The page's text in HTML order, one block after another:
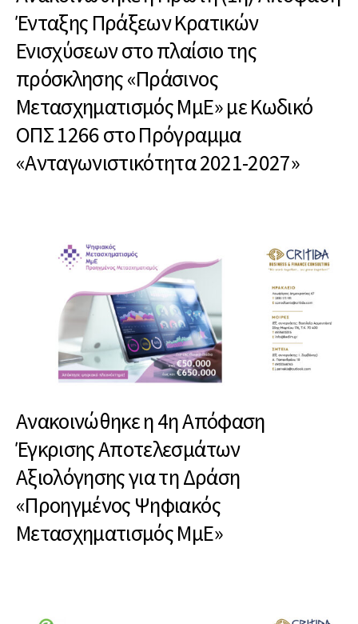
Ένταξης Πράξεων Κρατικών
Ενισχύσεων στο πλαίσιο της
πρόσκλησης «Πράσινος
Μετασχηματισμός ΜμΕ» με Κωδικό
ΟΠΣ 1266 στο Πρόγραμμα
«Ανταγωνιστικότητα 2021-2027»
Ανακοινώθηκε η 4η Απόφαση
Έγκρισης Αποτελεσμάτων
Αξιολόγησης για τη Δράση
«Προηγμένος Ψηφιακός
Μετασχηματισμός ΜμΕ»